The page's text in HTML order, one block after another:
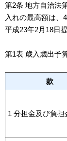
第2条 地方自治法
入れの最高額は、
平成23年2月18日
第1表 歳入歳出予
款
1 分担金及び負担